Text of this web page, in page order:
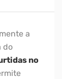
a
do
no